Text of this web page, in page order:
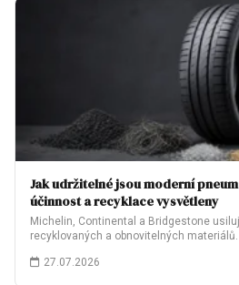
Jak udržitelné jsou moderní
účinnost a recyklace vysvětleny
Michelin, Continental a Bridgestone
recyklovaných a obnovitelných
27.07.2026